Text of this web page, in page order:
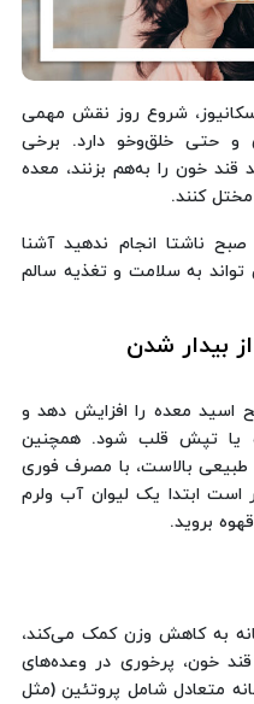
شروع روز نقش مهمی
و حتی خلق‌وخو دارد. برخی
قند خون را به‌هم بزنند، معده
کنند.
است صبح ناشتا انجام ندهید آشنا
به سلامت و تغذیه سالم
بیدار شدن
اسید معده را افزایش دهد و
یا تپش قلب شود. همچنین
بالاست، با مصرف فوری
ابتدا یک لیوان آب ولرم
به کاهش وزن کمک می‌کند،
خون، پرخوری در وعده‌های
متعادل شامل پروتئین (مثل